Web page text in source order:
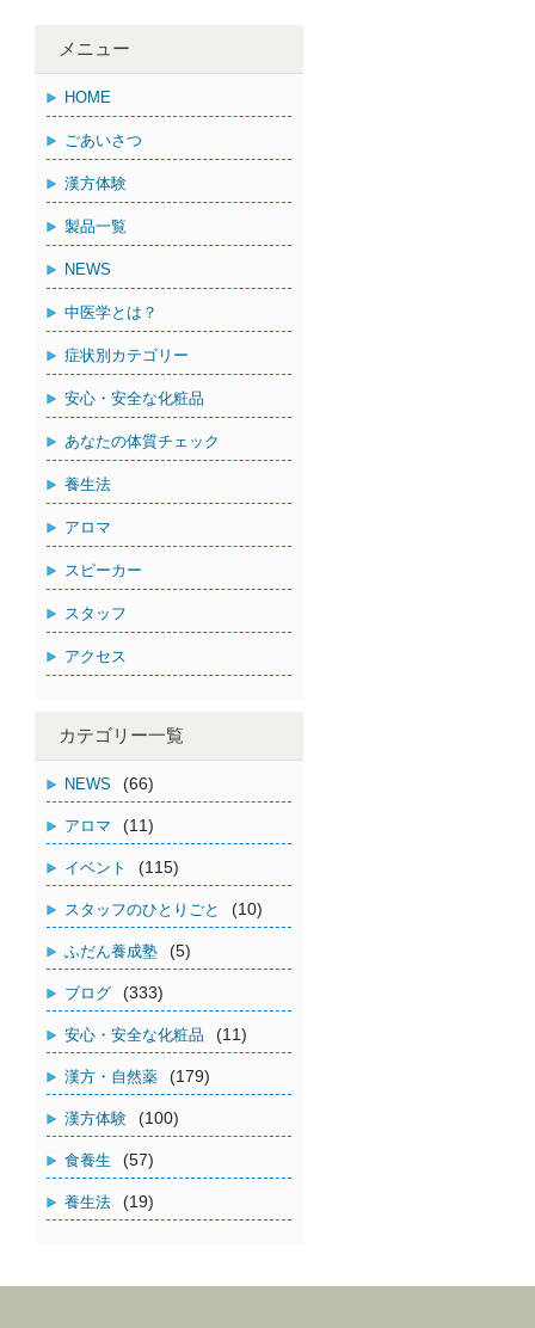
メニュー
HOME
ごあいさつ
漢方体験
製品一覧
NEWS
中医学とは？
症状別カテゴリー
安心・安全な化粧品
あなたの体質チェック
養生法
アロマ
スピーカー
スタッフ
アクセス
カテゴリー一覧
NEWS (66)
アロマ (11)
イベント (115)
スタッフのひとりごと (10)
ふだん養成塾 (5)
ブログ (333)
安心・安全な化粧品 (11)
漢方・自然薬 (179)
漢方体験 (100)
食養生 (57)
養生法 (19)